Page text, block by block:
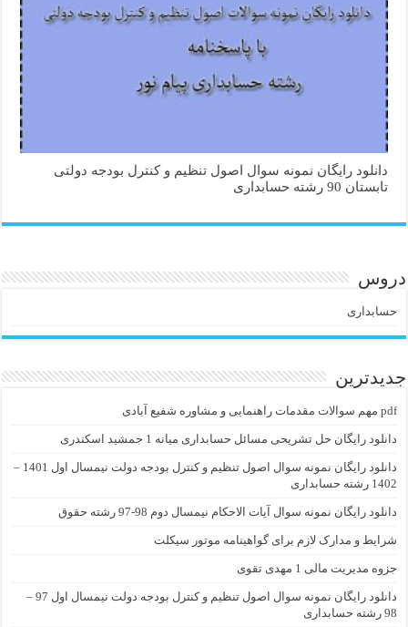
دانلود رایگان نمونه سوال اصول تنظیم و کنترل بودجه دولتی
تابستان 90 رشته حسابداری
دروس
حسابداری
جدیدترین
pdf مهم سوالات مقدمات راهنمایی و مشاوره شفیع آبادی
دانلود رایگان حل تشریحی مسائل حسابداری میانه 1 جمشید اسکندری
دانلود رایگان نمونه سوال اصول تنظیم و کنترل بودجه دولت نیمسال اول 1401 –
1402 رشته حسابداری
دانلود رایگان نمونه سوال آیات الاحکام نیمسال دوم 98-97 رشته حقوق
شرایط و مدارک لازم برای گواهینامه موتور سیکلت
جزوه مدیریت مالی 1 مهدی تقوی
دانلود رایگان نمونه سوال اصول تنظیم و کنترل بودجه دولت نیمسال اول 97 –
98 رشته حسابداری